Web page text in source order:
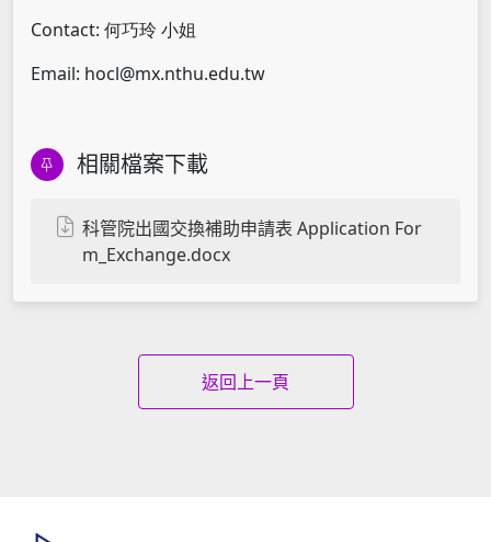
Contact: 何巧玲 小姐
Email: hocl@mx.nthu.edu.tw
相關檔案下載
科管院出國交換補助申請表 Application For
m_Exchange.docx
返回上一頁